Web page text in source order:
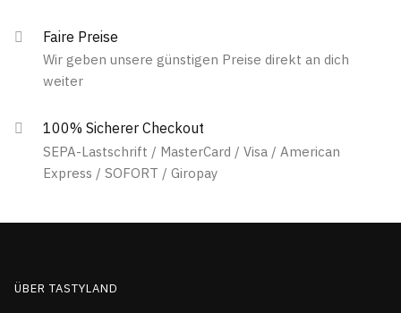
Faire Preise
Wir geben unsere günstigen Preise direkt an dich
weiter
100% Sicherer Checkout
SEPA-Lastschrift / MasterCard / Visa / American
Express / SOFORT / Giropay
ÜBER TASTYLAND